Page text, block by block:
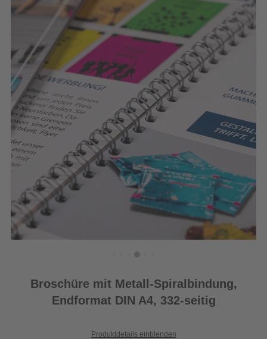
Broschüre mit Metall-Spiralbindung,
Endformat DIN A4, 332-seitig
Produktdetails einblenden